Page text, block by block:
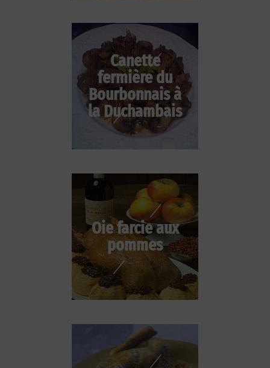
Canette
fermière du
Bourbonnais à
la Duchambais
Oie farcie aux
pommes